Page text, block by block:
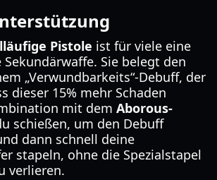
Pistole ist für viele eine
Sie belegt den
„Verwundbarkeits“-Debuff, der
dieser 15% mehr Schaden
mit dem Aborous-
schießen, um den Debuff
dann schnell deine
stapeln, ohne die Spezialstapel
verlieren.